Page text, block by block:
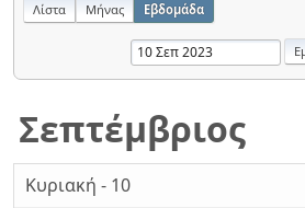
Λίστα Μήνας Εβδομάδα
Σεπτέμβριος
Κυριακή - 10